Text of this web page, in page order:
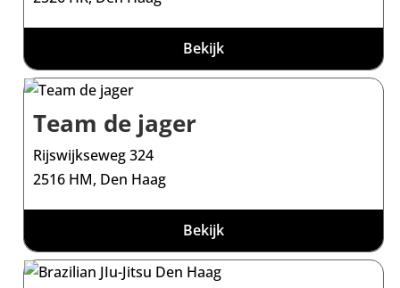
Bekijk
Team de jager
Rijswijkseweg 324
2516 HM, Den Haag
Bekijk